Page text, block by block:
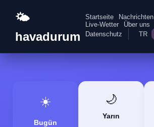
🌤️
havadurum
Startseite Nachrichten
Live-Wetter
Über uns
Datenschutz
TR
☀️
Bugün
🌙
Yarın